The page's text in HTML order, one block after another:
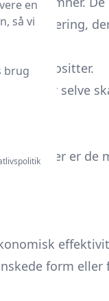
kompositter.
udfører selve
Her er de
form eller
en
så vi
brug